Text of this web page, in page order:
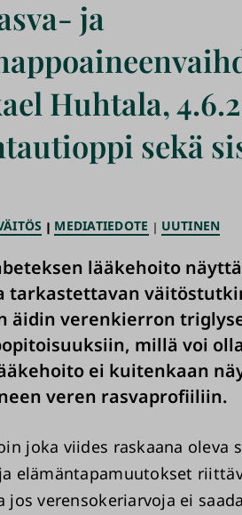
ja
Huhtala,
sekä
MEDIATIEDOTE UUTINEN
lääkehoito
tarkastettavan
äidin verenkierron
millä voi
ei kuitenkaan
veren rasvaprofiiliin.
joka viides raskaana oleva
elämäntapamuutokset
jos verensokeriarvoja ei